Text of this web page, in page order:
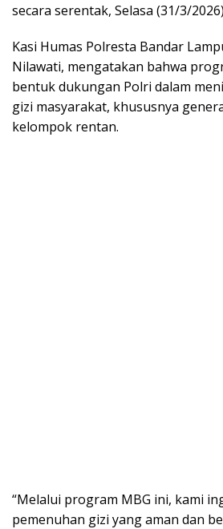
secara serentak, Selasa (31/3/
Kasi Humas Polresta Bandar
Nilawati, mengatakan bahwa
bentuk dukungan Polri dalam
gizi masyarakat, khususnya
kelompok rentan.
“Melalui program MBG ini, kami
pemenuhan gizi yang aman dan